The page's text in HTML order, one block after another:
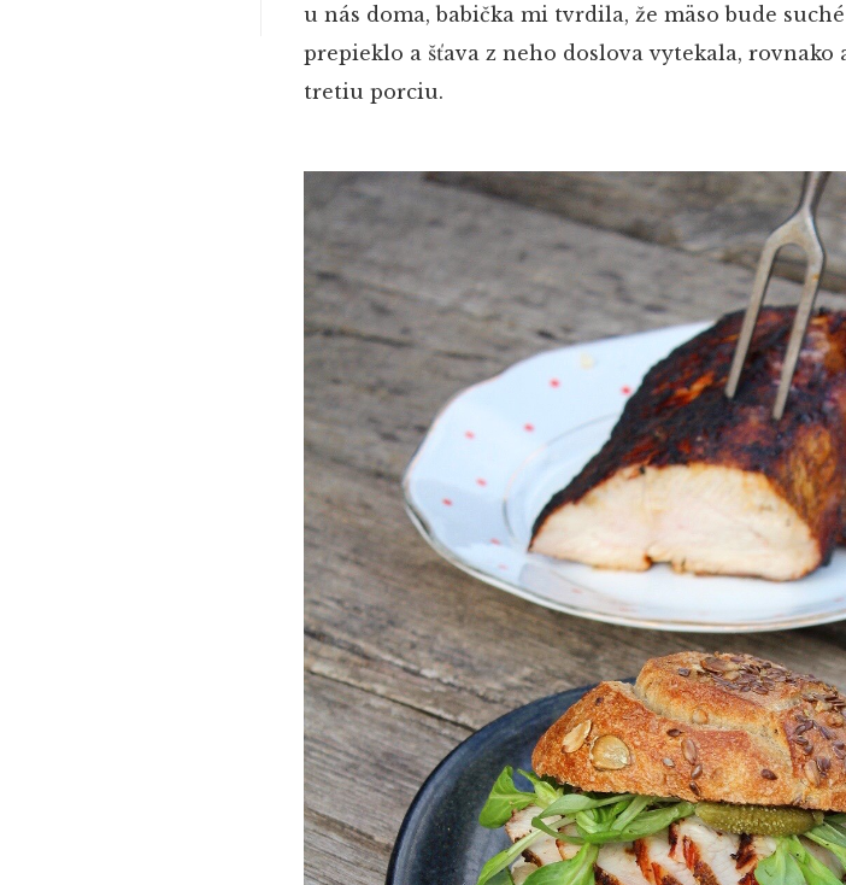
u nás doma, babička mi tvrdila, že mäso bude
prepieklo a šťava z neho doslova vytekala, rovnako
tretiu porciu.